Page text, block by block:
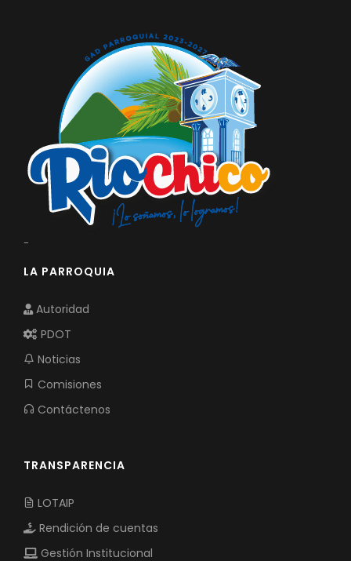
-
LA PARROQUIA
Autoridad
PDOT
Noticias
Comisiones
Contáctenos
TRANSPARENCIA
LOTAIP
Rendición de cuentas
Gestión Institucional